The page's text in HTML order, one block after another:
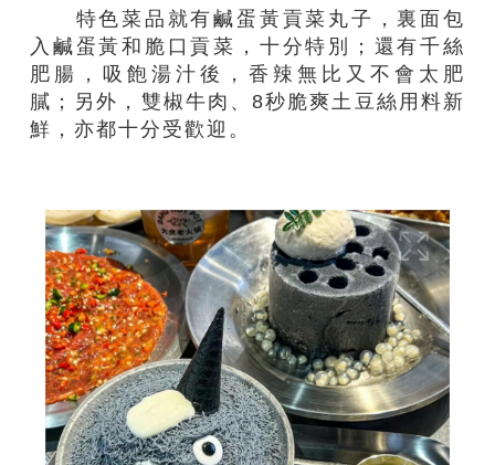
特色菜品就有鹹蛋黃貢菜丸子，裏面包
入鹹蛋黃和脆口貢菜，十分特別；還有千絲
肥腸，吸飽湯汁後，香辣無比又不會太肥
膩；另外，雙椒牛肉、8秒脆爽土豆絲用料新
鮮，亦都十分受歡迎。